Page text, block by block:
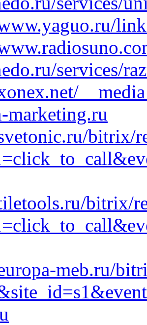
services/
marketing.ru
bitrix/
bitrix/
meb.ru/